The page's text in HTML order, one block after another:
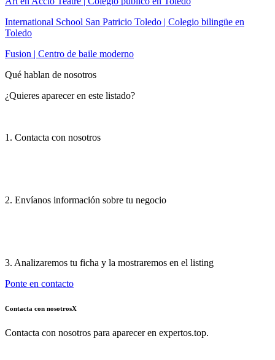
International School San Patricio Toledo | Colegio bilingüe en
Toledo
Fusion | Centro de baile moderno
Qué hablan de nosotros
¿Quieres aparecer en este listado?
1. Contacta con nosotros
2. Envíanos información sobre tu negocio
3. Analizaremos tu ficha y la mostraremos en el listing
Ponte en contacto
Contacta con nosotrosX
Contacta con nosotros para aparecer en expertos.top.